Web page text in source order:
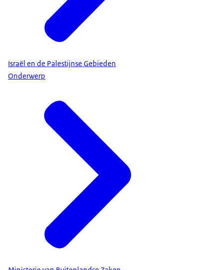
Israël en de Palestijnse Gebieden
Onderwerp